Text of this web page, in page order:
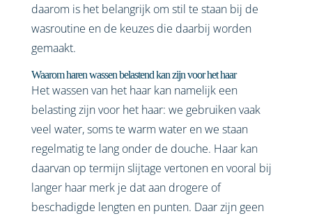
daarom is het belangrijk om stil te staan bij de
wasroutine en de keuzes die daarbij worden
gemaakt.
Waarom haren wassen belastend kan zijn voor het haar
Het wassen van het haar kan namelijk een
belasting zijn voor het haar: we gebruiken vaak
veel water, soms te warm water en we staan
regelmatig te lang onder de douche. Haar kan
daarvan op termijn slijtage vertonen en vooral bij
langer haar merk je dat aan drogere of
beschadigde lengten en punten. Daar zijn geen